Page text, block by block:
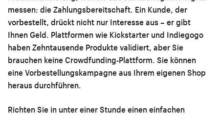
messen: die Zahlungsbereitschaft. Ein Kunde, der
vorbestellt, drückt nicht nur Interesse aus – er gibt
Ihnen Geld. Plattformen wie Kickstarter und Indiegogo
haben Zehntausende Produkte validiert, aber Sie
brauchen keine Crowdfunding-Plattform. Sie können
eine Vorbestellungskampagne aus Ihrem eigenen Shop
heraus durchführen.
Richten Sie in unter einer Stunde einen einfachen